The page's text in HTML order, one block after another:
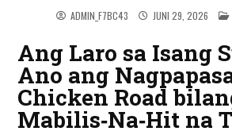
ADMIN_F7BC43 JUNI 29, 2026
Ang Laro sa Isang
Ano ang
Chicken Road
Mabilis‑Na‑Hit na